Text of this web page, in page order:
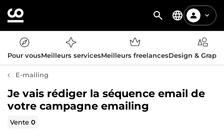
Pour vousMeilleurs servicesMeilleurs freelancesDesign &
E-mailing
Je vais rédiger la séquence email de
votre campagne emailing
Vente0